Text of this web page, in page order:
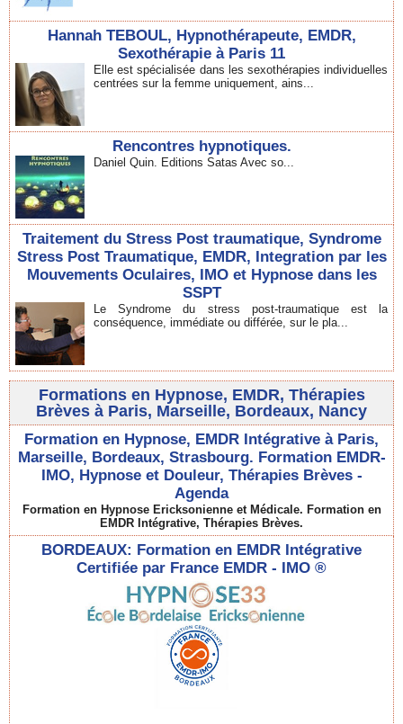
Hannah TEBOUL, Hypnothérapeute, EMDR,
Sexothérapie à Paris 11
Elle est spécialisée dans les sexothérapies individuelles
centrées sur la femme uniquement, ains...
Rencontres hypnotiques.
Daniel Quin. Editions Satas Avec so...
Traitement du Stress Post traumatique, Syndrome
Stress Post Traumatique, EMDR, Integration par les
Mouvements Oculaires, IMO et Hypnose dans les
SSPT
Le Syndrome du stress post-traumatique est la
conséquence, immédiate ou différée, sur le pla...
Formations en Hypnose, EMDR, Thérapies
Brèves à Paris, Marseille, Bordeaux, Nancy
Formation en Hypnose, EMDR Intégrative à Paris,
Marseille, Bordeaux, Strasbourg. Formation EMDR-
IMO, Hypnose et Douleur, Thérapies Brèves -
Agenda
Formation en Hypnose Ericksonienne et Médicale. Formation en
EMDR Intégrative, Thérapies Brèves.
BORDEAUX: Formation en EMDR Intégrative
Certifiée par France EMDR - IMO ®